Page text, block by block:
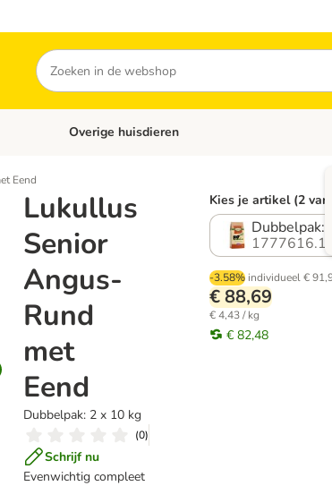
Zoeken
Open categoriemenu: Katten
Overige huisdieren
Eend
Lukullus
Senior
Angus-
Rund
met
Eend
Dubbelpak: 2 x 10 kg
(0)
Schrijf nu
Evenwichtig compleet
Kies je artikel (2
Dubbelpak:
1777616.1
-3.58% individueel €
€ 88,69
€ 4,43 / kg
€ 82,48